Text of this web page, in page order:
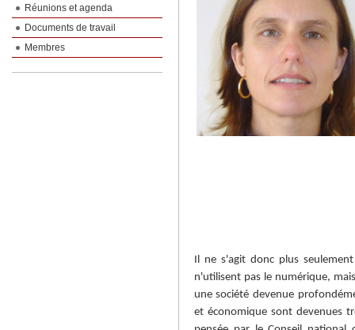
Il ne s'agit donc plus
n'utilisent pas le numérique,
une société devenue
et économique sont devenues
Réunions et agenda
Documents de travail
Membres